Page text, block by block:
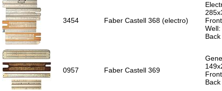
3454 Faber Castell 368 (electro)
0957 Faber Castell 369